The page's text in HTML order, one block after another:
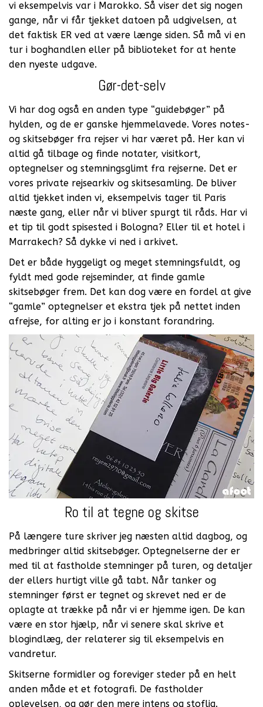
vi eksempelvis var i Marokko. Så viser det sig nogen
gange, når vi får tjekket datoen på udgivelsen, at
det faktisk ER ved at være længe siden. Så må vi en
tur i boghandlen eller på biblioteket for at hente
den nyeste udgave.
Gør-det-selv
Vi har dog også en anden type “guidebøger” på
hylden, og de er ganske hjemmelavede. Vores notes-
og skitsebøger fra rejser vi har været på. Her kan vi
altid gå tilbage og finde notater, visitkort,
optegnelser og stemningsglimt fra rejserne. Det er
vores private rejsearkiv og skitsesamling. De bliver
altid tjekket inden vi, eksempelvis tager til Paris
næste gang, eller når vi bliver spurgt til råds. Har vi
et tip til godt spisested i Bologna? Eller til et hotel i
Marrakech? Så dykke vi ned i arkivet.
Det er både hyggeligt og meget stemningsfuldt, og
fyldt med gode rejseminder, at finde gamle
skitsebøger frem. Det kan dog være en fordel at give
“gamle” optegnelser et ekstra tjek på nettet inden
afrejse, for alting er jo i konstant forandring.
Ro til at tegne og skitse
På længere ture skriver jeg næsten altid dagbog, og
medbringer altid skitsebøger. Optegnelserne der er
med til at fastholde stemninger på turen, og detaljer
der ellers hurtigt ville gå tabt. Når tanker og
stemninger først er tegnet og skrevet ned er de
oplagte at trække på når vi er hjemme igen. De kan
være en stor hjælp, når vi senere skal skrive et
blogindlæg, der relaterer sig til eksempelvis en
vandretur.
Skitserne formidler og foreviger steder på en helt
anden måde et et fotografi. De fastholder
oplevelsen, og gør den mere intens og stoflig.